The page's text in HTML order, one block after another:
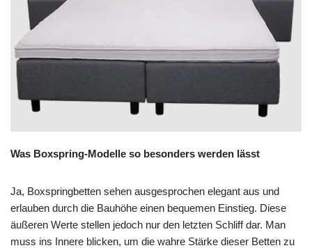
Was Boxspring-Modelle so besonders werden lässt
Ja, Boxspringbetten sehen ausgesprochen elegant aus und
erlauben durch die Bauhöhe einen bequemen Einstieg. Diese
äußeren Werte stellen jedoch nur den letzten Schliff dar. Man
muss ins Innere blicken, um die wahre Stärke dieser Betten zu